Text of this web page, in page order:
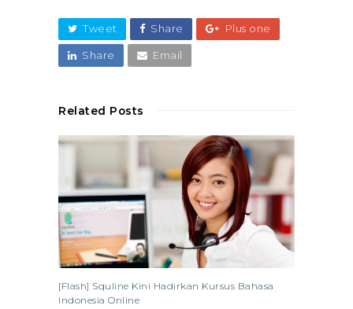
Tweet Share Plus one
Share Email
Related Posts
[Flash] Squline Kini Hadirkan Kursus Bahasa
Indonesia Online